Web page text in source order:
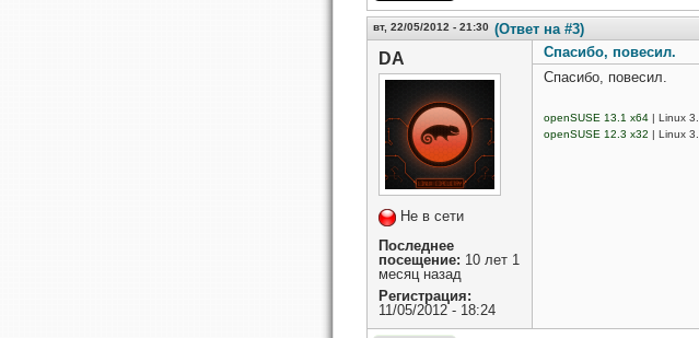
вт, 22/05/2012 - 21:30 (Ответ на #3)
DA
Не в сети
Последнее
посещение: 10 лет 1
месяц назад
Регистрация:
11/05/2012 - 18:24
Спасибо, повесил.
Спасибо, повесил.
openSUSE 13.1 x64 | Linux
openSUSE 12.3 x32 | Linux